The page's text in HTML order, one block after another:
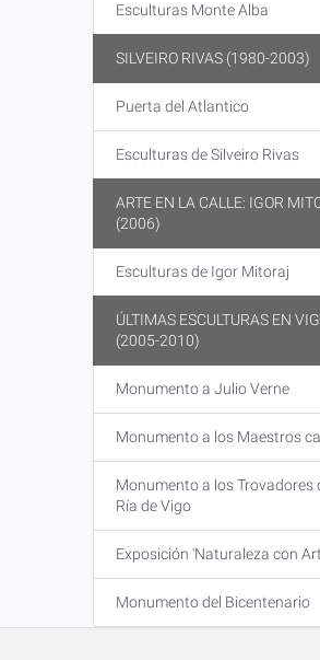
Esculturas Monte Alba
SILVEIRO RIVAS (1980-2003)
Puerta del Atlantico
Esculturas de Silveiro Rivas
ARTE EN LA CALLE: IGOR
(2006)
Esculturas de Igor Mitoraj
ÚLTIMAS ESCULTURAS EN
(2005-2010)
Monumento a Julio Verne
Monumento a los Maestros
Monumento a los Trovadores
Ría de Vigo
Exposición 'Naturaleza con
Monumento del Bicentenario